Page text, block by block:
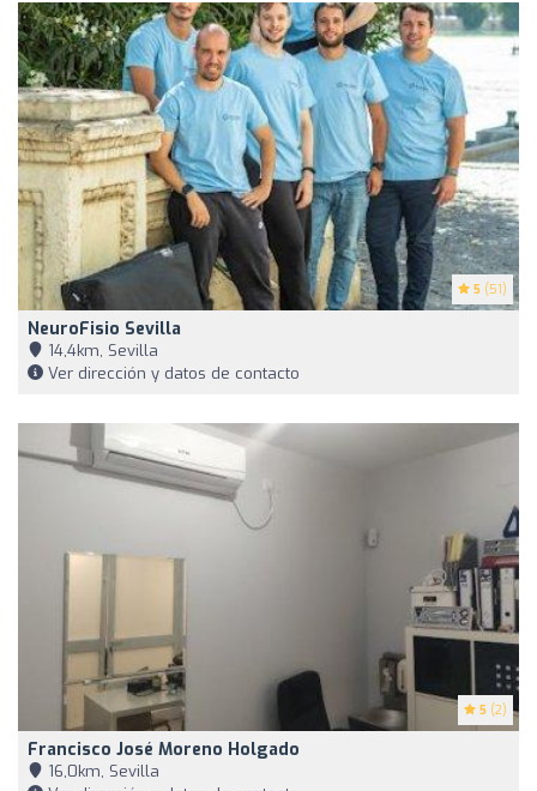
5 (51)
NeuroFisio Sevilla
14,4km, Sevilla
Ver dirección y datos de contacto
5 (2)
Francisco José Moreno Holgado
16,0km, Sevilla